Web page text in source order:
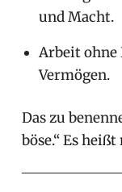
und Macht.
Arbeit ohne
Vermögen.
Das zu
böse.“ Es